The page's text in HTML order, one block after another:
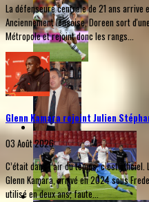
La défenseure centrale de 21 ans arrive
Anciennement lensoise, Doreen sort
Métropole et rejoint donc les rangs...
Glenn Kamara rejoint Julien
03 Août 2026
C’était dans l’air du temps, c’est
Glenn Kamara, arrivé en 2024 sous
utilisé en deux ans, faute...